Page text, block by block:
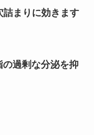
まりに効きます
の過剰な分泌を抑